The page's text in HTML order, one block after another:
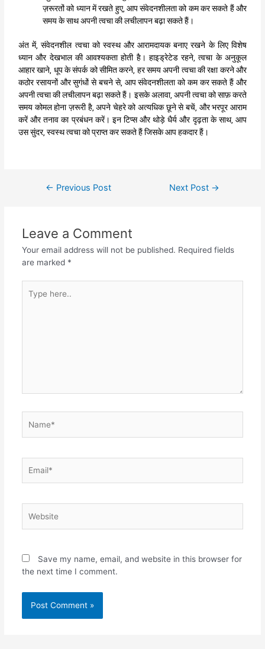
ज़रूरतों को ध्यान में रखते हुए, आप संवेदनशीलता को कम कर सकते हैं और
समय के साथ अपनी त्वचा की लचीलापन बढ़ा सकते हैं।
अंत में, संवेदनशील त्वचा को स्वस्थ और आरामदायक बनाए रखने के लिए विशेष
ध्यान और देखभाल की आवश्यकता होती है। हाइड्रेटेड रहने, त्वचा के अनुकूल
आहार खाने, धूप के संपर्क को सीमित करने, हर समय अपनी त्वचा की रक्षा करने और
कठोर रसायनों और सुगंधों से बचने से, आप संवेदनशीलता को कम कर सकते हैं और
अपनी त्वचा की लचीलापन बढ़ा सकते हैं। इसके अलावा, अपनी त्वचा को साफ़ करते
समय कोमल होना ज़रूरी है, अपने चेहरे को अत्यधिक छूने से बचें, और भरपूर आराम
करें और तनाव का प्रबंधन करें। इन टिप्स और थोड़े धैर्य और दृढ़ता के साथ, आप
उस सुंदर, स्वस्थ त्वचा को प्राप्त कर सकते हैं जिसके आप हकदार हैं।
← Previous Post Next Post →
Leave a Comment
Your email address will not be published. Required fields
are marked *
Save my name, email, and website in this browser for
the next time I comment.